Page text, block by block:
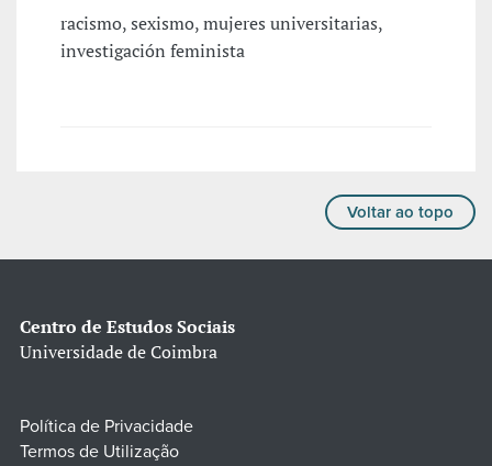
racismo, sexismo, mujeres universitarias,
investigación feminista
Voltar ao topo
Centro de Estudos Sociais
Universidade de Coimbra
Política de Privacidade
Termos de Utilização